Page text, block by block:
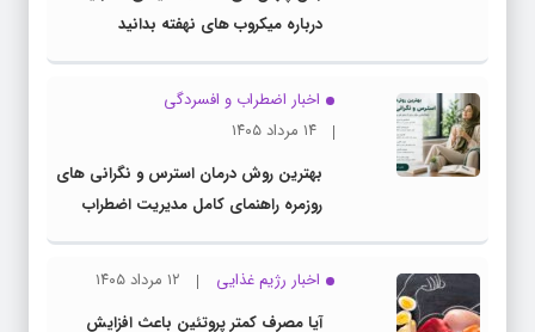
درباره میکروب های نهفته بدانید
اخبار اضطراب و افسردگی
۱۴ مرداد ۱۴۰۵
بهترین روش درمان استرس و نگرانی های
روزمره راهنمای کامل مدیریت اضطراب
اخبار رژیم غذایی
۱۲ مرداد ۱۴۰۵
آیا مصرف کمتر پروتئین باعث افزایش